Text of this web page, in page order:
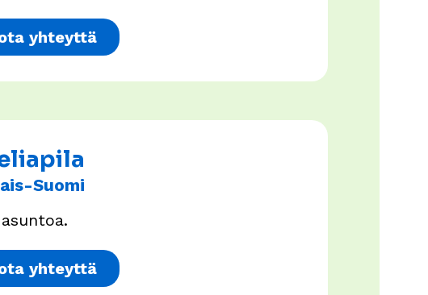
yhteyttä
Suomi
yhteyttä